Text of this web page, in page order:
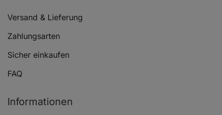
Versand & Lieferung
Zahlungsarten
Sicher einkaufen
FAQ
Informationen